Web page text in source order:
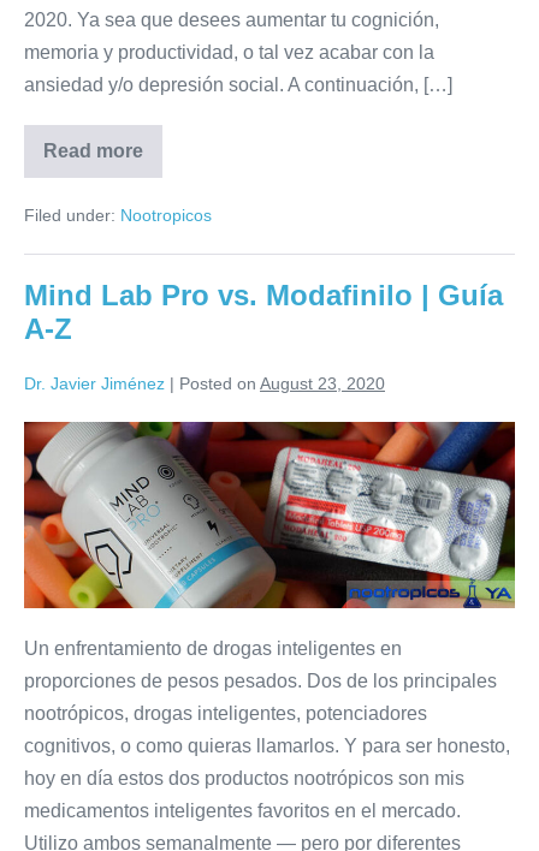
2020. Ya sea que desees aumentar tu cognición,
memoria y productividad, o tal vez acabar con la
ansiedad y/o depresión social. A continuación, […]
Read more
Filed under: Nootropicos
Mind Lab Pro vs. Modafinilo | Guía
A-Z
Dr. Javier Jiménez | Posted on August 23, 2020
Un enfrentamiento de drogas inteligentes en
proporciones de pesos pesados. Dos de los principales
nootrópicos, drogas inteligentes, potenciadores
cognitivos, o como quieras llamarlos. Y para ser honesto,
hoy en día estos dos productos nootrópicos son mis
medicamentos inteligentes favoritos en el mercado.
Utilizo ambos semanalmente — pero por diferentes